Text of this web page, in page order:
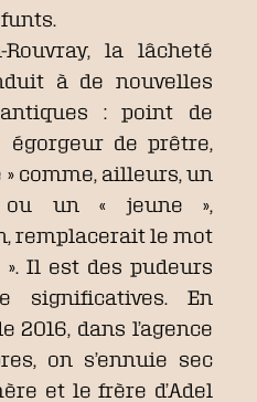
Rouvray, la lâcheté
à de nouvelles
: point de
de prêtre,
comme, ailleurs, un
ou un « jeune »,
remplacerait le mot
Il est des pudeurs
significatives. En
2016, dans l’agence
on s’ennuie sec
et le frère d’Adel